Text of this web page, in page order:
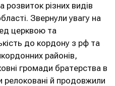
розвиток різних видів
Звернули увагу на
церквою та
до кордону з рф та
районів,
громади братерства в
релоковані й продовжили